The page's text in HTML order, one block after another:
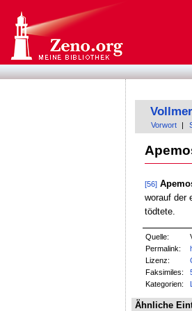
Vorwort
[56]
worauf der
tödtete.
Quelle:
Permalink:
Lizenz:
Faksimiles:
Kategorien:
Ähnliche